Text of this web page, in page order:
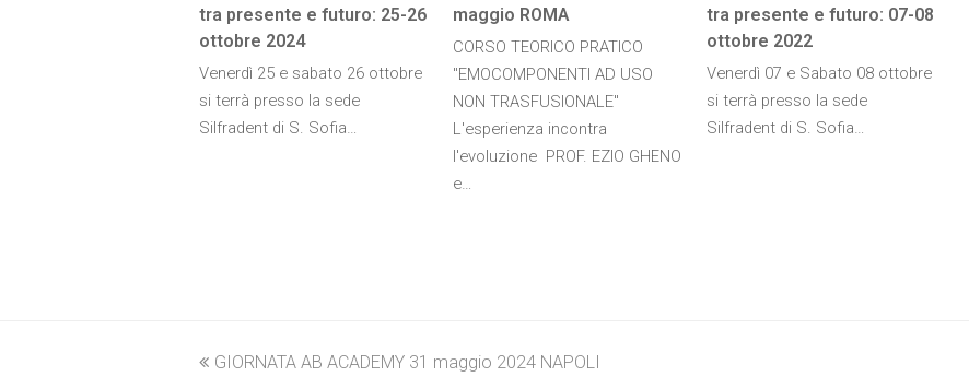
tra presente e futuro: 25-26
ottobre 2024
Venerdì 25 e sabato 26 ottobre
si terrà presso la sede
Silfradent di S. Sofia…
maggio ROMA
CORSO TEORICO PRATICO
"EMOCOMPONENTI AD USO
NON TRASFUSIONALE"
L'esperienza incontra
l'evoluzione PROF. EZIO GHENO
e…
tra presente e futuro: 07-08
ottobre 2022
Venerdì 07 e Sabato 08 ottobre
si terrà presso la sede
Silfradent di S. Sofia…
previous
GIORNATA AB ACADEMY 31 maggio 2024 NAPOLI